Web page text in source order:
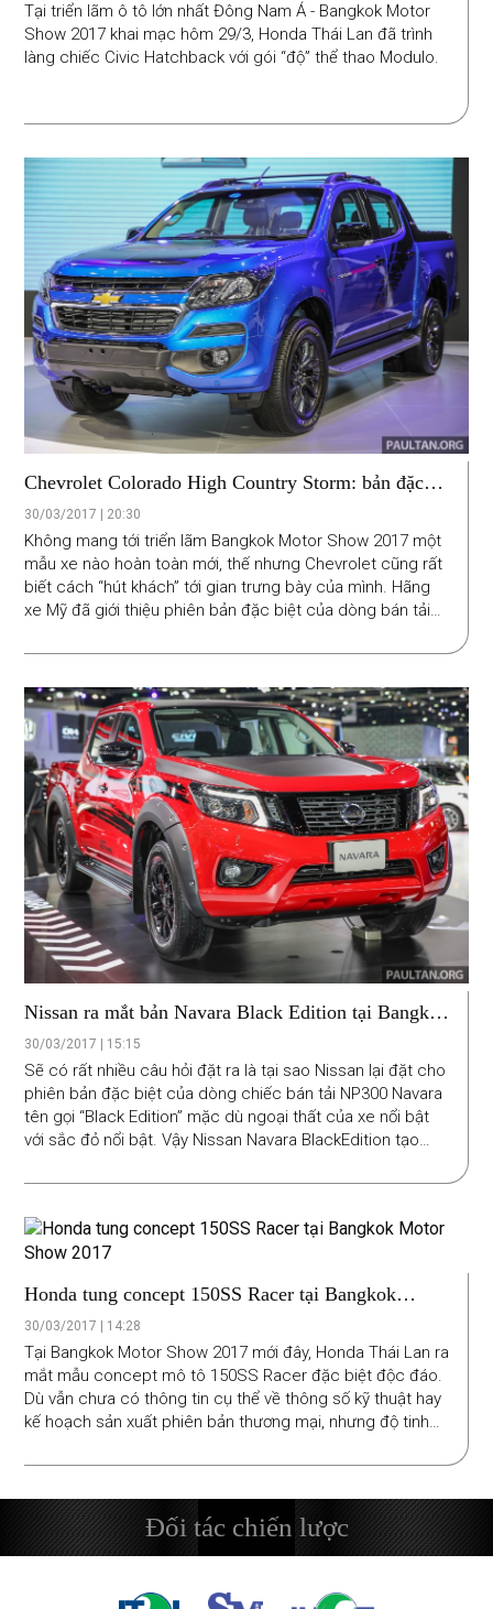
Tại triển lãm ô tô lớn nhất Đông Nam Á - Bangkok Motor
Show 2017 khai mạc hôm 29/3, Honda Thái Lan đã trình
làng chiếc Civic Hatchback với gói “độ” thể thao Modulo.
Chevrolet Colorado High Country Storm: bản đặc
biệt dành riêng cho người Thái
30/03/2017 | 20:30
Không mang tới triển lãm Bangkok Motor Show 2017 một
mẫu xe nào hoàn toàn mới, thế nhưng Chevrolet cũng rất
biết cách “hút khách” tới gian trưng bày của mình. Hãng
xe Mỹ đã giới thiệu phiên bản đặc biệt của dòng bán tải
chỉ được sản xuất dành riêng cho thị trường Thái.
Nissan ra mắt bản Navara Black Edition tại Bangkok
Motor Show 2017
30/03/2017 | 15:15
Sẽ có rất nhiều câu hỏi đặt ra là tại sao Nissan lại đặt cho
phiên bản đặc biệt của dòng chiếc bán tải NP300 Navara
tên gọi “Black Edition” mặc dù ngoại thất của xe nổi bật
với sắc đỏ nổi bật. Vậy Nissan Navara BlackEdition tạo
Honda tung concept 150SS Racer tại Bangkok
Motor Show 2017
30/03/2017 | 14:28
Tại Bangkok Motor Show 2017 mới đây, Honda Thái Lan ra
mắt mẫu concept mô tô 150SS Racer đặc biệt độc đáo.
Dù vẫn chưa có thông tin cụ thể về thông số kỹ thuật hay
kế hoạch sản xuất phiên bản thương mại, nhưng độ tinh
có thể sẽ không chỉ dừng lại ở một bài tập thiết kế.
Đối tác chiến lược